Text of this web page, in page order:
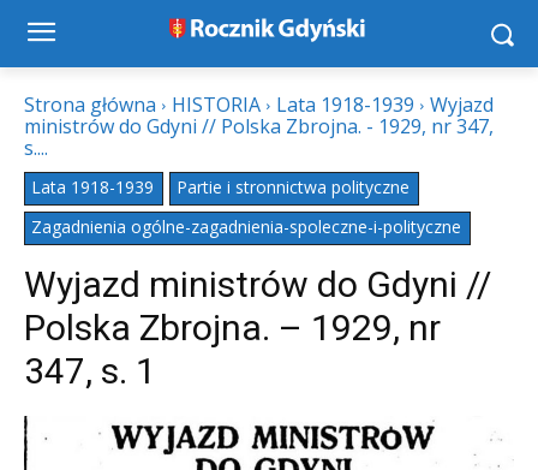
Strona główna HISTORIA Lata 1918-1939
Wyjazd
ministrów do Gdyni // Polska Zbrojna. - 1929, nr 347,
s....
Lata 1918-1939
Partie i stronnictwa polityczne
Zagadnienia ogólne-zagadnienia-spoleczne-i-polityczne
Wyjazd ministrów do Gdyni //
Polska Zbrojna. – 1929, nr
347, s. 1